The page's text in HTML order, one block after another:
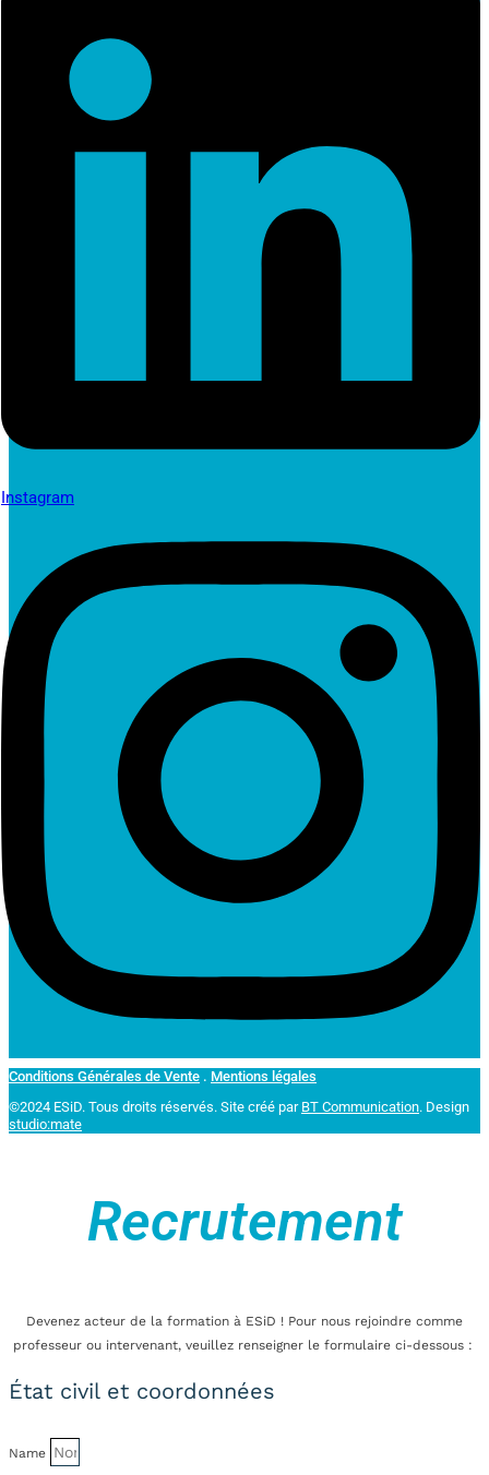
Instagram
Conditions Générales de Vente . Mentions légales
©2024 ESiD. Tous droits réservés. Site créé par BT Communication. Design
studio:mate
Recrutement
Devenez acteur de la formation à ESiD ! Pour nous rejoindre comme
professeur ou intervenant, veuillez renseigner le formulaire ci-dessous :
État civil et coordonnées
Name